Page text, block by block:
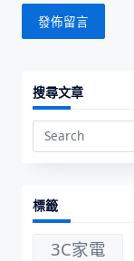
搜尋文章
Search
標籤
3C家電